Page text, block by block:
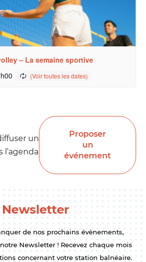
– La semaine sportive
un
Proposer
un
événement
Newsletter
de nos prochains évènements,
Newsletter ! Recevez chaque mois
concernant votre station balnéaire.